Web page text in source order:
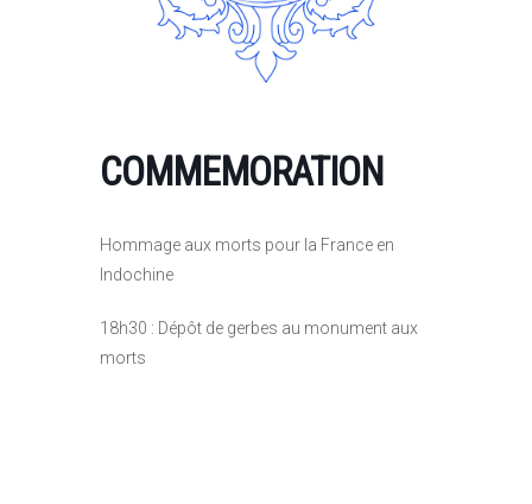
COMMEMORATION
Hommage aux morts pour la France en
Indochine
18h30 : Dépôt de gerbes au monument aux
morts